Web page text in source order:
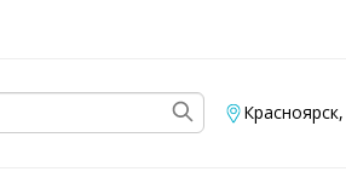
Красноярск,